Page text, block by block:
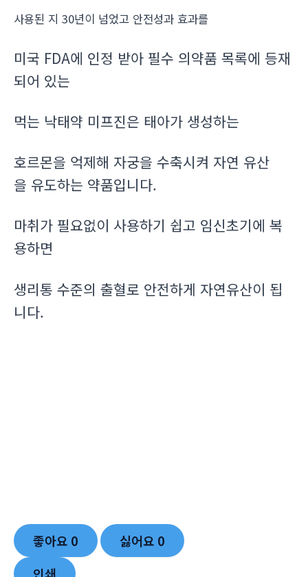
사용된 지 30년이 넘었고 안전성과 효과를
미국 FDA에 인정 받아 필수 의약품 목록에 등재
되어 있는
먹는 낙태약 미프진은 태아가 생성하는
호르몬을 억제해 자궁을 수축시켜 자연 유산
을 유도하는 약품입니다.
마취가 필요없이 사용하기 쉽고 임신초기에 복
용하면
생리통 수준의 출혈로 안전하게 자연유산이 됩
니다.
좋아요 0 싫어요 0